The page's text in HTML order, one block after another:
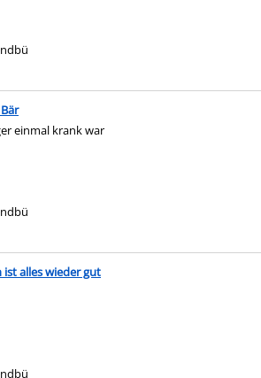
einmal krank war
ist alles wieder gut